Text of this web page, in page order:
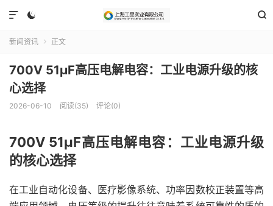



新闻资讯  正文
700V 51μF高压电解电容：工业电源升级的核
心选择
2026-06-10 阅读(35) 评论(0)
700V 51μF高压电解电容：工业电源升级
的核心选择
在工业自动化设备、医疗影像系统、功率因数校正装置等高